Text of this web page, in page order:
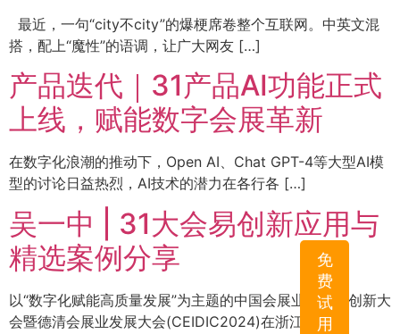
免
费
试
用
最近，一句“city不city”的爆梗席卷整个互联网。中英文混
搭，配上“魔性”的语调，让广大网友 […]
产品迭代｜31产品AI功能正式
上线，赋能数字会展革新
在数字化浪潮的推动下，Open AI、Chat GPT-4等大型AI模
型的讨论日益热烈，AI技术的潜力在各行各 […]
吴一中 | 31大会易创新应用与
精选案例分享
以“数字化赋能高质量发展”为主题的中国会展业数字化创新大
会暨德清会展业发展大会(CEIDIC2024)在浙江省 […]